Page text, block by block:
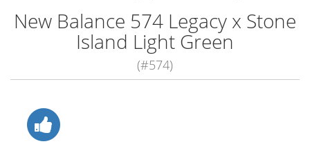
New Balance 574 Legacy x Stone
Island Light Green
(#574)